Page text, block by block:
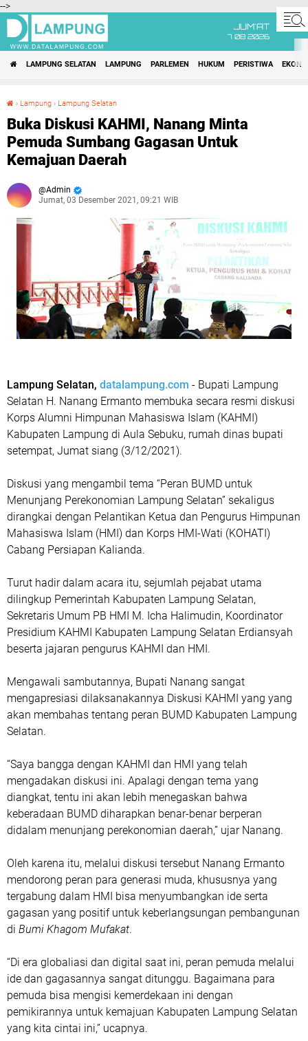
-->
JUM'AT
7 08 2026
LAMPUNG SELATAN LAMPUNG PARLEMEN HUKUM PERISTIWA
› Lampung › Lampung Selatan
Buka Diskusi KAHMI, Nanang Minta
Pemuda Sumbang Gagasan Untuk
Kemajuan Daerah
Admin
Jumat, 03 Desember 2021, 09:21 WIB
Lampung Selatan, datalampung.com - Bupati Lampung
Selatan H. Nanang Ermanto membuka secara resmi diskusi
Korps Alumni Himpunan Mahasiswa Islam (KAHMI)
Kabupaten Lampung di Aula Sebuku, rumah dinas bupati
setempat, Jumat siang (3/12/2021).
Diskusi yang mengambil tema “Peran BUMD untuk
Menunjang Perekonomian Lampung Selatan” sekaligus
dirangkai dengan Pelantikan Ketua dan Pengurus Himpunan
Mahasiswa Islam (HMI) dan Korps HMI-Wati (KOHATI)
Cabang Persiapan Kalianda.
Turut hadir dalam acara itu, sejumlah pejabat utama
dilingkup Pemerintah Kabupaten Lampung Selatan,
Sekretaris Umum PB HMI M. Icha Halimudin, Koordinator
Presidium KAHMI Kabupaten Lampung Selatan Erdiansyah
beserta jajaran pengurus KAHMI dan HMI.
Mengawali sambutannya, Bupati Nanang sangat
mengapresiasi dilaksanakannya Diskusi KAHMI yang yang
akan membahas tentang peran BUMD Kabupaten Lampung
Selatan.
“Saya bangga dengan KAHMI dan HMI yang telah
mengadakan diskusi ini. Apalagi dengan tema yang
diangkat, tentu ini akan lebih menegaskan bahwa
keberadaan BUMD diharapkan benar-benar berperan
didalam menunjang perekonomian daerah,” ujar Nanang.
Oleh karena itu, melalui diskusi tersebut Nanang Ermanto
mendorong peran para generasi muda, khususnya yang
tergabung dalam HMI bisa menyumbangkan ide serta
gagasan yang positif untuk keberlangsungan pembangunan
di Bumi Khagom Mufakat.
“Di era globaliasi dan digital saat ini, peran pemuda melalui
ide dan gagasannya sangat ditunggu. Bagaimana para
pemuda bisa mengisi kemerdekaan ini dengan
pemikirannya untuk kemajuan Kabupaten Lampung Selatan
yang kita cintai ini,” ucapnya.